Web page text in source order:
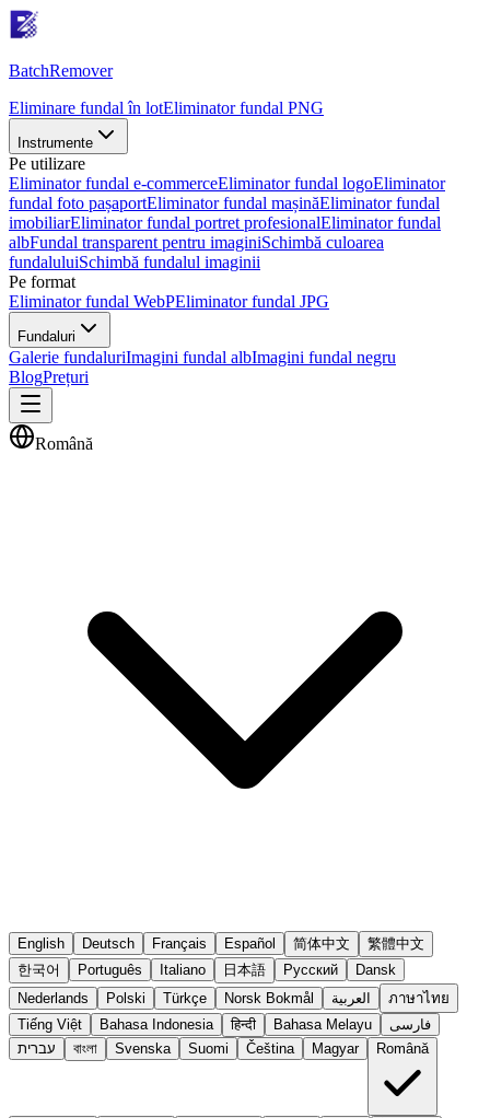
BatchRemover
Eliminare fundal în lotEliminator fundal PNG
Instrumente
Pe utilizare
Eliminator fundal e-commerceEliminator fundal logoEliminator
fundal foto pașaportEliminator fundal mașinăEliminator fundal
imobiliarEliminator fundal portret profesionalEliminator fundal
albFundal transparent pentru imaginiSchimbă culoarea
fundaluluiSchimbă fundalul imaginii
Pe format
Eliminator fundal WebPEliminator fundal JPG
Fundaluri
Galerie fundaluriImagini fundal albImagini fundal negru
BlogPrețuri
Română
English Deutsch Français Español 简体中文
繁體中文
한국어
Português Italiano 日本語 Русский
Dansk
Nederlands
Polski Türkçe Norsk Bokmål العربية
ภาษาไทย
Tiếng Việt
Bahasa Indonesia हिन्दी Bahasa Melayu
فارسی
עברית
বাংলা Svenska Suomi Čeština Magyar Română